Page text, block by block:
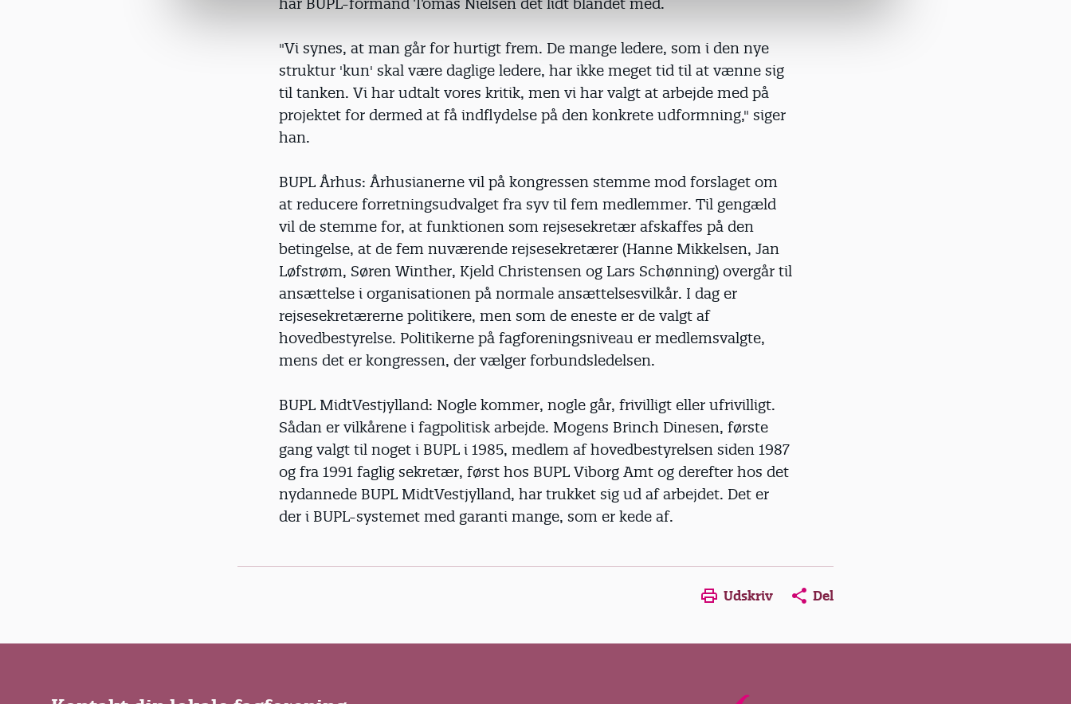
"Vi synes, at man går for hurtigt frem. De mange ledere, som i den nye
struktur 'kun' skal være daglige ledere, har ikke meget tid til at vænne sig
til tanken. Vi har udtalt vores kritik, men vi har valgt at arbejde med på
projektet for dermed at få indflydelse på den konkrete udformning," siger
han.
BUPL Århus: Århusianerne vil på kongressen stemme mod forslaget om
at reducere forretningsudvalget fra syv til fem medlemmer. Til gengæld
vil de stemme for, at funktionen som rejsesekretær afskaffes på den
betingelse, at de fem nuværende rejsesekretærer (Hanne Mikkelsen, Jan
Løfstrøm, Søren Winther, Kjeld Christensen og Lars Schønning) overgår til
ansættelse i organisationen på normale ansættelsesvilkår. I dag er
rejsesekretærerne politikere, men som de eneste er de valgt af
hovedbestyrelse. Politikerne på fagforeningsniveau er medlemsvalgte,
mens det er kongressen, der vælger forbundsledelsen.
BUPL MidtVestjylland: Nogle kommer, nogle går, frivilligt eller ufrivilligt.
Sådan er vilkårene i fagpolitisk arbejde. Mogens Brinch Dinesen, første
gang valgt til noget i BUPL i 1985, medlem af hovedbestyrelsen siden 1987
og fra 1991 faglig sekretær, først hos BUPL Viborg Amt og derefter hos det
nydannede BUPL MidtVestjylland, har trukket sig ud af arbejdet. Det er
der i BUPL-systemet med garanti mange, som er kede af.
Opens in a new window
Opens in a new window
Opens in a new window
Udskriv Del